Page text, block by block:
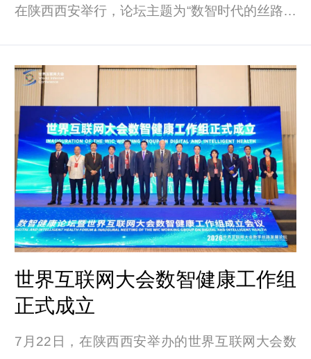
在陕西西安举行，论坛主题为“数智时代的丝路遗
古巴通讯部部长迈拉·阿雷维奇·马林、萨摩亚通
讯与信息技术部部长阿加塞阿塔·塔努瓦萨·瓦利
里奥·塔努瓦萨·佩托出席论坛并致辞。
世界互联网大会数智健康工作组
正式成立
7月22日，在陕西西安举办的世界互联网大会数